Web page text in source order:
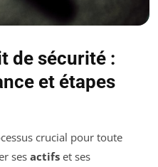
de sécurité :
et étapes
crucial pour toute
ses actifs et ses